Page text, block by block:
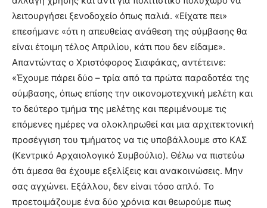
λειτουργήσει ξενοδοχείο όπως παλιά. «Είχατε πει»
επεσήμανε «ότι η απευθείας ανάθεση της σύμβασης θα
είναι έτοιμη τέλος Απριλίου, κάτι που δεν είδαμε».
Απαντώντας ο Χριστόφορος Σιαφάκας, αντέτεινε:
«Έχουμε πάρει δύο – τρία από τα πρώτα παραδοτέα της
σύμβασης, όπως επίσης την οικονομοτεχνική μελέτη και
το δεύτερο τμήμα της μελέτης και περιμένουμε τις
επόμενες ημέρες να ολοκληρωθεί και μια αρχιτεκτονική
προσέγγιση του τμήματος να τις υποβάλλουμε στο ΚΑΣ
(Κεντρικό Αρχαιολογικό Συμβούλιο). Θέλω να πιστεύω
ότι άμεσα θα έχουμε εξελίξεις και ανακοινώσεις. Μην
σας αγχώνει. Εξάλλου, δεν είναι τόσο απλό. Το
προετοιμάζουμε ένα δύο χρόνια και θεωρούμε πως